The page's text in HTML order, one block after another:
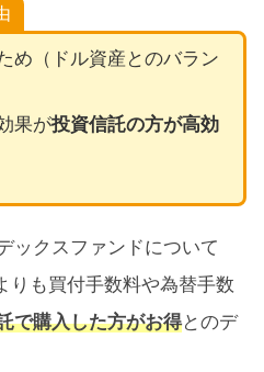
め（ドル資産とのバラン
果が投資信託の方が高効
ックスファンドについて
りも買付手数料や為替手数
で購入した方がお得とのデ